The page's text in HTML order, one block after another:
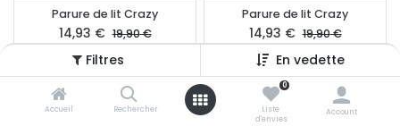
Filtres En vedette
Accueil Rechercher
0
Liste
d'envies
Account
Parure de lit Crazy
14,93 € 19,90€
Parure de lit Crazy
14,93 € 19,90€